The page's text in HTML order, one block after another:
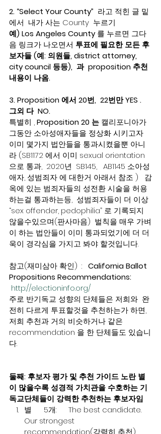
2. “Select Your County”
  라고 적힌 글 밑
에서  내가 사는 County  누르기
예) Los Angeles County 를 누르면 그다
음 링크가 나오면서 투표에 필요한 모든 후
보자들 (예: 의원들, district attorney,
city council 등등),  과  proposition 추천
내용이 나옴.
3. Proposition 에서 20번,  22번만 YES .
그외 다  NO.
특별히 , Proposition 20 는 캘리포니아가
그동안 소아성애자들을 정상화 시키고자
이미 몇가지 법안들을 통과시켰을뿐 아니
라 (SB1172 에서 이미 sexual orientation
으로 통과,  2020년  SB145,   AB1145 소아성
애자, 성범죄자 에 대한거 아래서 참조 )   감
옥에 있는 범죄자들의 성전환 시술을 허용
하는걸 통과하는등,  성범죄자들이 더 이상
“sex offender, pedophilia” 로 기록되지
않을수있으며(판사마음)  벌칙을 매우 가벼
이 하는 법안들이 이미 통과되었기에 더 더
욱이 경각심을 가지고 봐야 할것입니다.
참고(재미삼아 확인)  : California Ballot
Propositions Recommendations:
http://electioninfo.org/
주로 반기독교 성향의 단체들은 저희와  완
전히 다르게 투표할것을 추천하는가 하면,
저희 추천과 거의 비슷하거나 같은
recommendation 을 한 단체들도 있습니
다.
둘째: 후보자 평가 및 추천 가이드 노란 별
이 많을수록 성경적 가치관을 수호하는 기
독교단체들이 강력한 추천하는 후보자임
별      5개:      The best candidate.
Our strongest
recommendation(강력히 추천)